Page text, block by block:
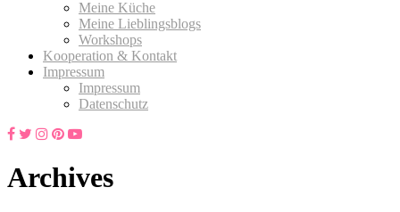
Meine Küche
Meine Lieblingsblogs
Workshops
Kooperation & Kontakt
Impressum
Impressum
Datenschutz
Archives